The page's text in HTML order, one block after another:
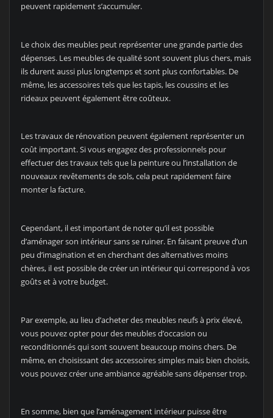
peuvent rapidement s’accumuler.
Le choix des meubles peut représenter une grande partie des
dépenses. Les meubles de qualité sont souvent plus chers, mais
ils durent aussi plus longtemps et sont plus confortables. De
même, les accessoires tels que les tapis, les coussins et les
rideaux peuvent également être coûteux.
Les travaux de rénovation peuvent également représenter un
coût important. Si vous engagez des professionnels pour
effectuer des travaux tels que la peinture ou l’installation de
nouveaux revêtements de sols, cela peut rapidement faire
monter la facture.
Cependant, il est important de noter qu’il est possible
d’aménager son intérieur sans se ruiner. En faisant preuve d’un
peu d’imagination et en cherchant des alternatives moins
chères, il est possible de créer un intérieur qui correspond à vos
goûts et à votre budget.
Par exemple, au lieu d’acheter des meubles neufs à prix élevé,
vous pouvez opter pour des meubles d’occasion ou
reconditionnés qui sont souvent beaucoup moins chers. De
même, en choisissant des accessoires simples mais bien choisis,
vous pouvez créer une ambiance agréable sans dépenser trop.
En somme, bien que l’aménagement intérieur puisse être